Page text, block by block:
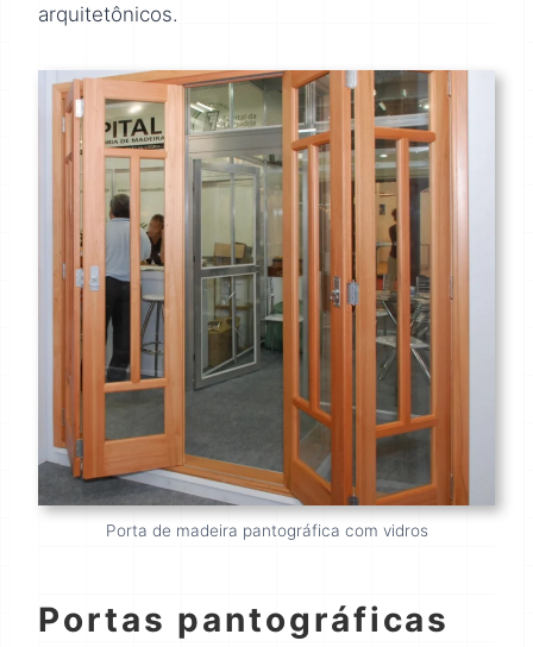
arquitetônicos.
Porta de madeira pantográfica com vidros
Portas pantográficas